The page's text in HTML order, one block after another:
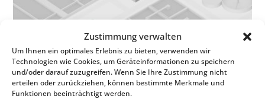
Zustimmung verwalten
Um Ihnen ein optimales Erlebnis zu bieten, verwenden wir
Technologien wie Cookies, um Geräteinformationen zu speichern
und/oder darauf zuzugreifen. Wenn Sie Ihre Zustimmung nicht
erteilen oder zurückziehen, können bestimmte Merkmale und
Funktionen beeinträchtigt werden.